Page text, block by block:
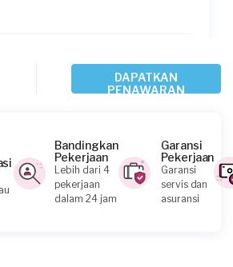
DAPATKAN
PENAWARAN
Bandingkan
Pekerjaan
Lebih dari 4
pekerjaan
dalam 24 jam
Garansi
Pekerjaan
Garansi
servis dan
asuransi